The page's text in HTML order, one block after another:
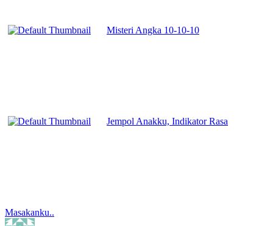
Misteri Angka 10-10-10
Jempol Anakku, Indikator Rasa
Masakanku..